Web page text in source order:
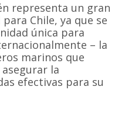
representa un gran
Chile, ya que se
única para
– la
marinos que
la
efectivas para su